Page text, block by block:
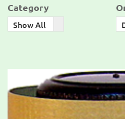
Category
Show All